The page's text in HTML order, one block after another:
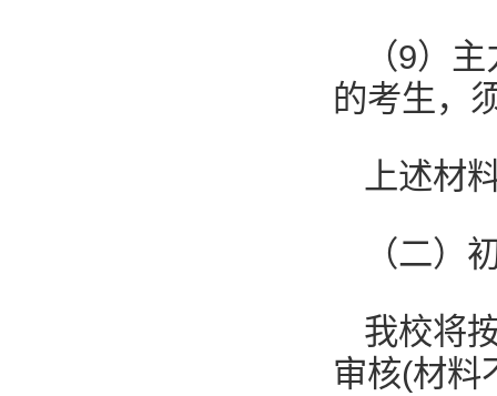
（9）
的考生，
上述材
（二）
我校将
审核(材料